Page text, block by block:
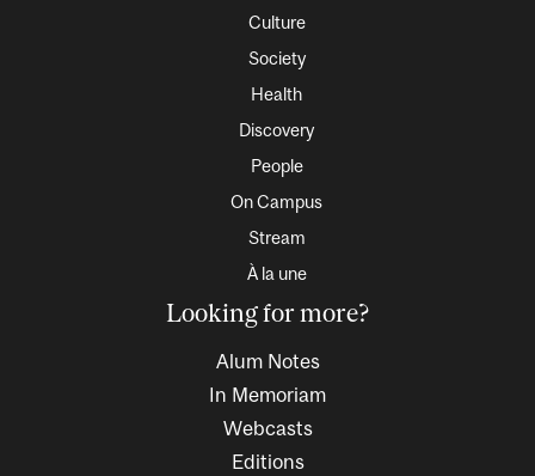
Culture
Society
Health
Discovery
People
On Campus
Stream
À la une
Looking for more?
Alum Notes
In Memoriam
Webcasts
Editions